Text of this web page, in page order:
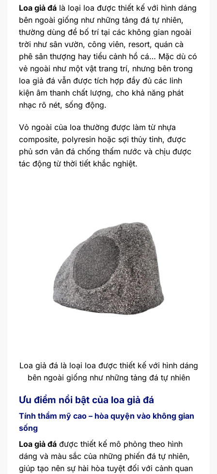
Loa giả đá là loại loa được thiết kế với hình dáng
bên ngoài giống như những tảng đá tự nhiên,
thường dùng để bố trí tại các không gian ngoài
trời như sân vườn, công viên, resort, quán cà
phê sân thượng hay tiểu cảnh hồ cá… Mặc dù có
vẻ ngoài như một vật trang trí, nhưng bên trong
loa giả đá vẫn được tích hợp đầy đủ các linh
kiện âm thanh chất lượng, cho khả năng phát
nhạc rõ nét, sống động.
Vỏ ngoài của loa thường được làm từ nhựa
composite, polyresin hoặc sợi thủy tinh, được
phủ sơn vân đá chống thấm nước và chịu được
tác động từ thời tiết khắc nghiệt.
Loa giả đá là loại loa được thiết kế với hình dáng
bên ngoài giống như những tảng đá tự nhiên
Ưu điểm nổi bật của loa giả đá
Tính thẩm mỹ cao – hòa quyện vào không gian
sống
Loa giả đá được thiết kế mô phỏng theo hình
dáng và màu sắc của những phiến đá tự nhiên,
giúp tạo nên sự hài hòa tuyệt đối với cảnh quan